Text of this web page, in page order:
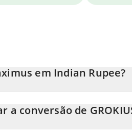
em Indian Rupee?
equivale a 0.00740002 INR
a conversão de